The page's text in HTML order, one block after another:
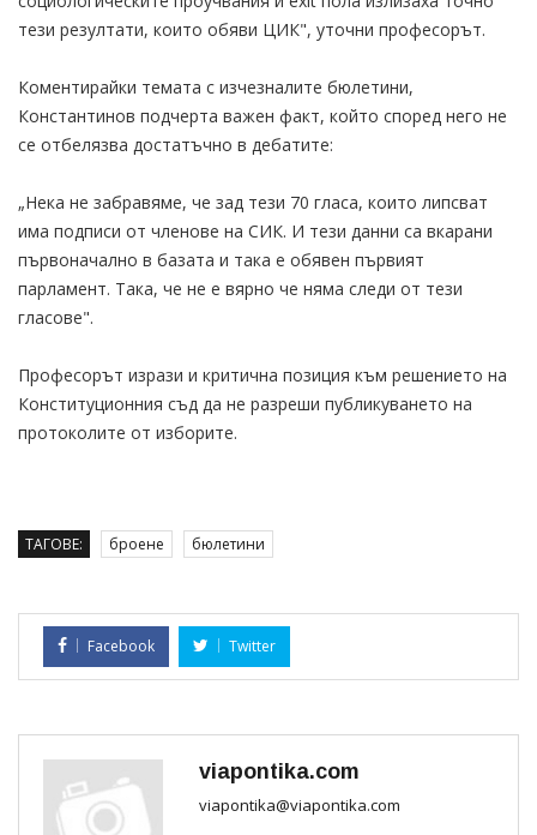
тези резултати, които обяви ЦИК", уточни професорът.
Коментирайки темата с изчезналите бюлетини,
Константинов подчерта важен факт, който според него не
се отбелязва достатъчно в дебатите:
„Нека не забравяме, че зад тези 70 гласа, които липсват
има подписи от членове на СИК. И тези данни са вкарани
първоначално в базата и така е обявен първият
парламент. Така, че не е вярно че няма следи от тези
гласове".
Професорът изрази и критична позиция към решението на
Конституционния съд да не разреши публикуването на
протоколите от изборите.
ТАГОВЕ: броене бюлетини
Facebook Twitter
viapontika.com
viapontika@viapontika.com